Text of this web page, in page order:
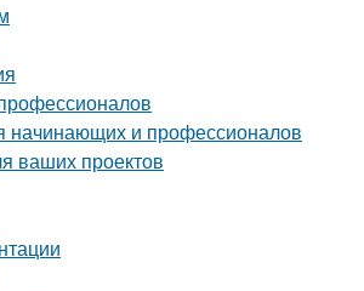
начинающих и профессионалов
ваших проектов